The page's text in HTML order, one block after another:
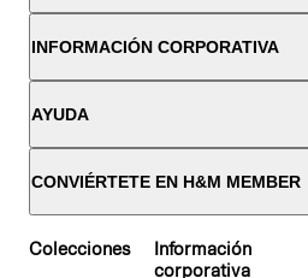
INFORMACIÓN CORPORATIVA
AYUDA
CONVIÉRTETE EN H&M MEMBER
Colecciones
Información
corporativa